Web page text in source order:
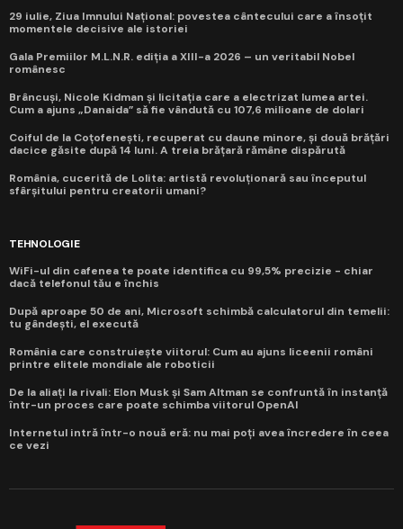
29 iulie, Ziua Imnului Național: povestea cântecului care a însoțit
momentele decisive ale istoriei
Gala Premiilor M.L.N.R. ediția a XIII-a 2026 – un veritabil Nobel
românesc
Brâncuși, Nicole Kidman și licitația care a electrizat lumea artei.
Cum a ajuns „Danaida” să fie vândută cu 107,6 milioane de dolari
Coiful de la Coțofenești, recuperat cu daune minore, și două brățări
dacice găsite după 14 luni. A treia brățară rămâne dispărută
România, cucerită de Lolita: artistă revoluționară sau începutul
sfârșitului pentru creatorii umani?
TEHNOLOGIE
WiFi-ul din cafenea te poate identifica cu 99,5% precizie - chiar
dacă telefonul tău e închis
După aproape 50 de ani, Microsoft schimbă calculatorul din temelii:
tu gândești, el execută
România care construiește viitorul: Cum au ajuns liceenii români
printre elitele mondiale ale roboticii
De la aliați la rivali: Elon Musk și Sam Altman se confruntă în instanță
într-un proces care poate schimba viitorul OpenAI
Internetul intră într-o nouă eră: nu mai poți avea încredere în ceea
ce vezi